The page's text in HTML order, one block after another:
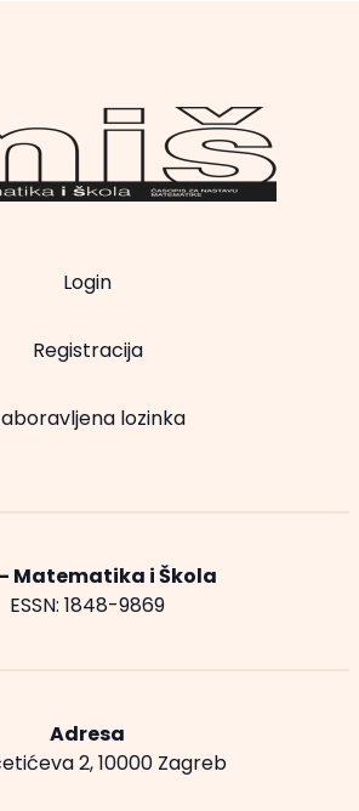
Login
Registracija
lozinka
- Matematika i Škola
ESSN: 1848-9869
Adresa
2, 10000 Zagreb